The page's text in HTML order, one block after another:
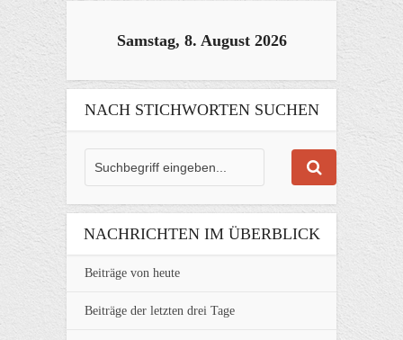
Samstag, 8. August 2026
NACH STICHWORTEN SUCHEN
NACHRICHTEN IM ÜBERBLICK
Beiträge von heute
Beiträge der letzten drei Tage